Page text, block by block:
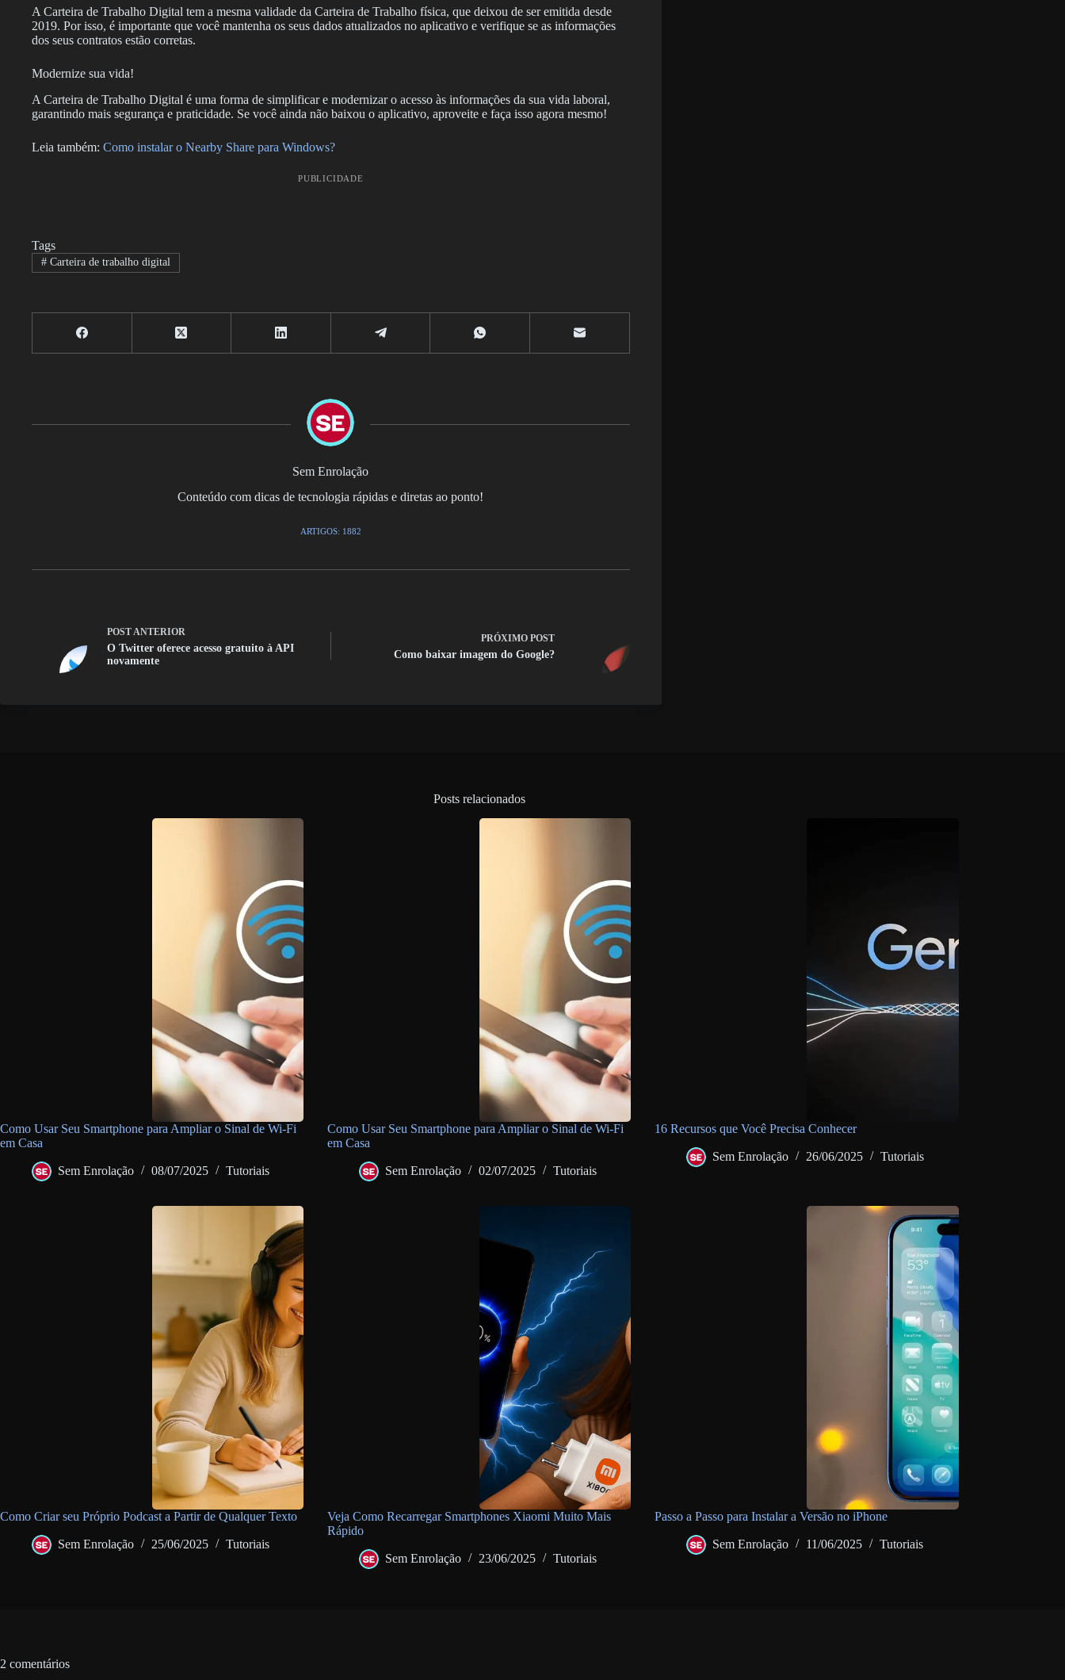
A Carteira de Trabalho Digital tem a mesma validade da Carteira de Trabalho física, que deixou de ser emitida desde
2019. Por isso, é importante que você mantenha os seus dados atualizados no aplicativo e verifique se as informações
dos seus contratos estão corretas.
Modernize sua vida!
A Carteira de Trabalho Digital é uma forma de simplificar e modernizar o acesso às informações da sua vida laboral,
garantindo mais segurança e praticidade. Se você ainda não baixou o aplicativo, aproveite e faça isso agora mesmo!
Leia também: Como instalar o Nearby Share para Windows?
PUBLICIDADE
Tags
#Carteira de trabalho digital
Sem Enrolação
Conteúdo com dicas de tecnologia rápidas e diretas ao ponto!
ARTIGOS: 1882
POSTANTERIOR
O Twitter oferece acesso gratuito à API
novamente
PRÓXIMO POST
Como baixar imagem do Google?
Posts relacionados
Como Usar Seu Smartphone para Ampliar o Sinal de Wi-Fi
em Casa
Sem Enrolação 08/07/2025 Tutoriais
Como Usar Seu Smartphone para Ampliar o Sinal de Wi-Fi
em Casa
Sem Enrolação 02/07/2025 Tutoriais
16 Recursos que Você Precisa Conhecer
Sem Enrolação 26/06/2025 Tutoriais
Como Criar seu Próprio Podcast a Partir de Qualquer Texto
Sem Enrolação 25/06/2025 Tutoriais
Veja Como Recarregar Smartphones Xiaomi Muito Mais
Rápido
Sem Enrolação 23/06/2025 Tutoriais
Passo a Passo para Instalar a Versão no iPhone
Sem Enrolação 11/06/2025 Tutoriais
2 comentários